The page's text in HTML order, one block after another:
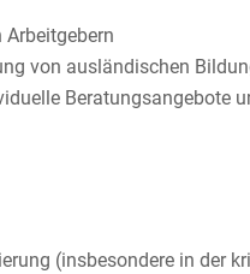
von auslän­di­schen
Beratungs­an­ge­bote
(insbe­son­dere in der